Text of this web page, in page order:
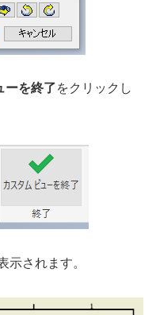
ーを終了をクリックし
示されます。